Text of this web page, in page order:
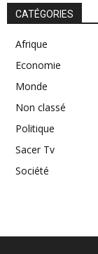
CATÉGORIES
Afrique
Economie
Monde
Non classé
Politique
Sacer Tv
Société